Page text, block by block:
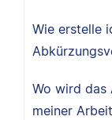
Wie erstelle
Wo wird das
meiner